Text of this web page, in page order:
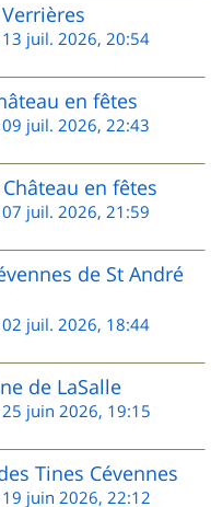
13 juil. 2026, 20:54
en fêtes
09 juil. 2026, 22:43
en fêtes
07 juil. 2026, 21:59
de St André
02 juil. 2026, 18:44
de LaSalle
25 juin 2026, 19:15
Tines Cévennes
19 juin 2026, 22:12